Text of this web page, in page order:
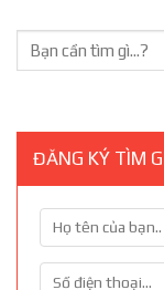
ĐĂNG KÝ TÌM